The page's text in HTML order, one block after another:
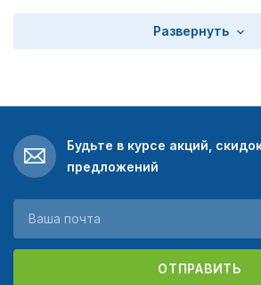
Развернуть
Будьте в курсе акций,
предложений
ОТПРАВИТЬ